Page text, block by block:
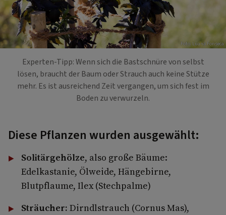
Foto: Luana Fonseca
Experten-Tipp: Wenn sich die Bastschnüre von selbst
lösen, braucht der Baum oder Strauch auch keine Stütze
mehr. Es ist ausreichend Zeit vergangen, um sich fest im
Boden zu verwurzeln.
Diese Pflanzen wurden ausgewählt:
Solitärgehölze, also große Bäume:
Edelkastanie, Ölweide, Hängebirne,
Blutpflaume, Ilex (Stechpalme)
Sträucher: Dirndlstrauch (Cornus Mas),